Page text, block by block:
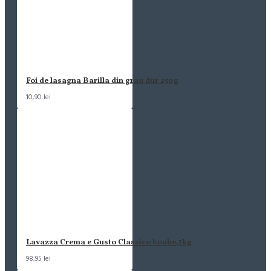
Foi de lasagna Barilla din grau dur 250g
10,90 lei
Lavazza Crema e Gusto Classico boabe,1kg
98,95 lei